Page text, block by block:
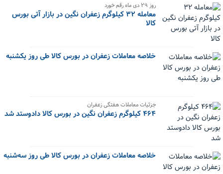
‌روز ۲۹ دی ماه رقم خورد
معامله ۳۲ کیلوگرم زعفران نگین در بازار آتی بورس
کالا
خلاصه معاملات زعفران در بورس کالا طی روز یکشنبه
جزئیات معاملات هفتگی زعفران
۴۶۴ کیلوگرم زعفران نگین در بورس کالا دادوستد شد
خلاصه معاملات زعفران در بورس کالا طی روز سه‌شنبه